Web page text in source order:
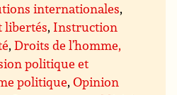
internationales,
libertés, Instruction
,Droits de l’homme,
politique et
politique,Opinion